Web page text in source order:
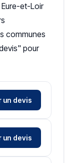
et-Loir
communes
pour
un devis
un devis